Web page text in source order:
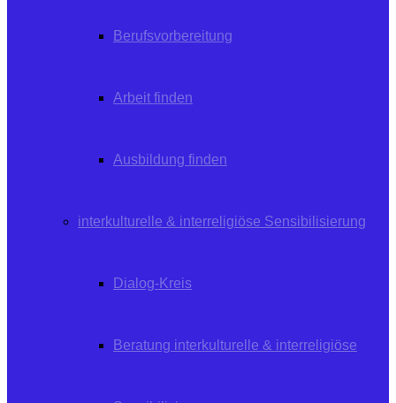
Berufsvorbereitung
Arbeit finden
Ausbildung finden
interkulturelle & interreligiöse Sensibilisierung
Dialog-Kreis
Beratung interkulturelle & interreligiöse